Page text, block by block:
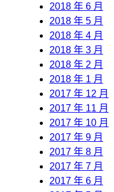
2018 年 6 月
2018 年 5 月
2018 年 4 月
2018 年 3 月
2018 年 2 月
2018 年 1 月
2017 年 12 月
2017 年 11 月
2017 年 10 月
2017 年 9 月
2017 年 8 月
2017 年 7 月
2017 年 6 月